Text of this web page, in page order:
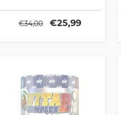
anche adattogeni e
amminoacidi
€34,00 €25,99